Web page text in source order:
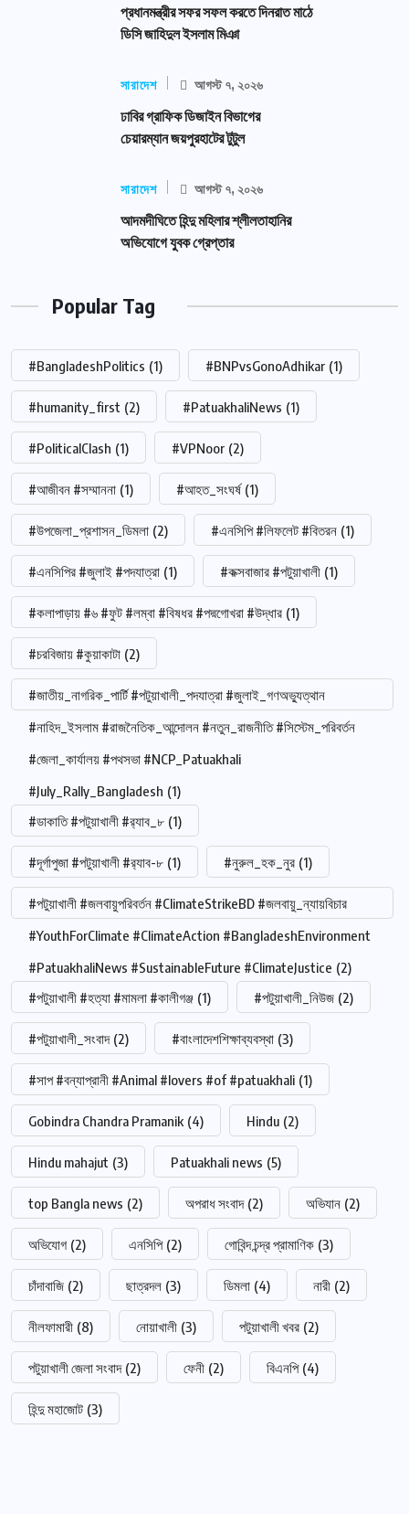
প্রধানমন্ত্রীর সফর সফল করতে দিনরাত মাঠে
ডিসি জাহিদুল ইসলাম মিঞা
সারাদেশ আগস্ট ৭, ২০২৬
ঢাবির গ্রাফিক ডিজাইন বিভাগের
চেয়ারম্যান জয়পুরহাটের টুটুল
সারাদেশ আগস্ট ৭, ২০২৬
আদমদীঘিতে হিন্দু মহিলার শ্লীলতাহানির
অভিযোগে যুবক গ্রেপ্তার
Popular Tag
#BangladeshPolitics (1) #BNPvsGonoAdhikar (1)
#humanity_first (2) #PatuakhaliNews (1)
#PoliticalClash (1) #VPNoor (2)
#আজীবন #সম্মাননা (1) #আহত_সংঘর্ষ (1)
#উপজেলা_প্রশাসন_ডিমলা (2) #এনসিপি #লিফলেট #বিতরন (1)
#এনসিপির #জুলাই #পদযাত্রা (1) #কক্সবাজার #পটুয়াখালী (1)
#কলাপাড়ায় #৬ #ফুট #লম্বা #বিষধর #পদ্মগোখরা #উদ্ধার (1)
#চরবিজায় #কুয়াকাটা (2)
#জাতীয়_নাগরিক_পার্টি #পটুয়াখালী_পদযাত্রা #জুলাই_গণঅভ্যুত্থান
#নাহিদ_ইসলাম #রাজনৈতিক_আন্দোলন #নতুন_রাজনীতি #সিস্টেম_পরিবর্তন
#জেলা_কার্যালয় #পথসভা #NCP_Patuakhali
#July_Rally_Bangladesh (1)
#ডাকাতি #পটুয়াখালী #র‍্যাব_৮ (1)
#দূর্গাপুজা #পটুয়াখালী #র‍্যাব-৮ (1) #নুরুল_হক_নুর (1)
#পটুয়াখালী #জলবায়ুপরিবর্তন #ClimateStrikeBD #জলবায়ু_ন্যায়বিচার
#YouthForClimate #ClimateAction #BangladeshEnvironment
#PatuakhaliNews #SustainableFuture #ClimateJustice (2)
#পটুয়াখালী #হত্যা #মামলা #কালীগঞ্জ (1) #পটুয়াখালী_নিউজ (2)
#পটুয়াখালী_সংবাদ (2) #বাংলাদেশশিক্ষাব্যবস্থা (3)
#সাপ #বন্যাপ্রানী #Animal #lovers #of #patuakhali (1)
Gobindra Chandra Pramanik (4) Hindu (2)
Hindu mahajut (3) Patuakhali news (5)
top Bangla news (2) অপরাধ সংবাদ (2) অভিযান (2)
অভিযোগ (2) এনসিপি (2) গোবিন্দ চন্দ্র প্রামাণিক (3)
চাঁদাবাজি (2) ছাত্রদল (3) ডিমলা (4) নারী (2)
নীলফামারী (8) নোয়াখালী (3) পটুয়াখালী খবর (2)
পটুয়াখালী জেলা সংবাদ (2) ফেনী (2) বিএনপি (4)
হিন্দু মহাজোট (3)